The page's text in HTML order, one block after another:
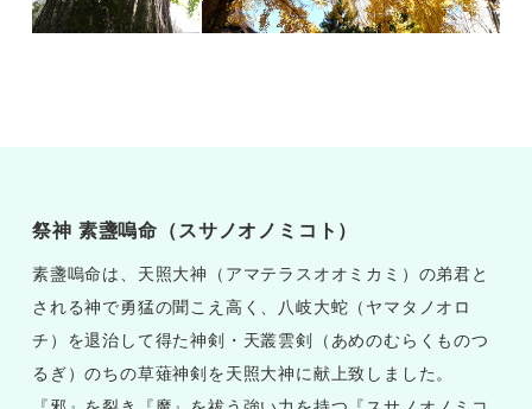
祭神 素盞嗚命（スサノオノミコト）
素盞嗚命は、天照大神（アマテラスオオミカミ）の弟君と
される神で勇猛の聞こえ高く、八岐大蛇（ヤマタノオロ
チ）を退治して得た神剣・天叢雲剣（あめのむらくものつ
るぎ）のちの草薙神剣を天照大神に献上致しました。